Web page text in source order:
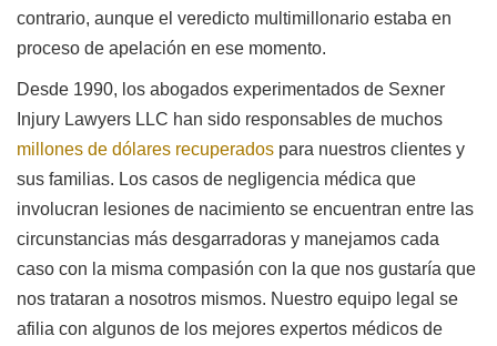
contrario, aunque el veredicto multimillonario estaba en
proceso de apelación en ese momento.
Desde 1990, los abogados experimentados de Sexner
Injury Lawyers LLC han sido responsables de muchos
millones de dólares recuperados para nuestros clientes y
sus familias. Los casos de negligencia médica que
involucran lesiones de nacimiento se encuentran entre las
circunstancias más desgarradoras y manejamos cada
caso con la misma compasión con la que nos gustaría que
nos trataran a nosotros mismos. Nuestro equipo legal se
afilia con algunos de los mejores expertos médicos de